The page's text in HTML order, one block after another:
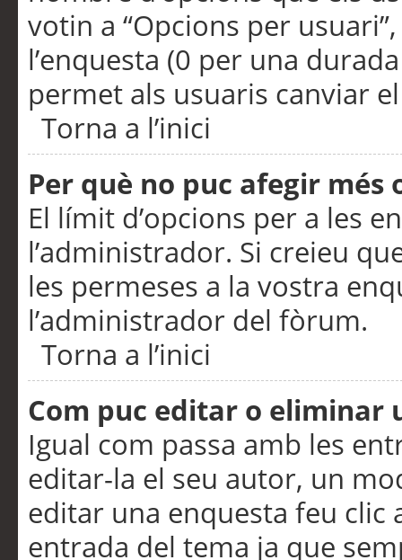
votin a “Opcions per
l’enquesta (0 per una
permet als usuaris canviar
Torna a l’inici
Per què no puc afegir més
El límit d’opcions per a les
l’administrador. Si creieu
les permeses a la vostra
l’administrador del fòrum.
Torna a l’inici
Com puc editar o eliminar
Igual com passa amb les
editar-la el seu autor, un
editar una enquesta feu clic
entrada del tema ja que